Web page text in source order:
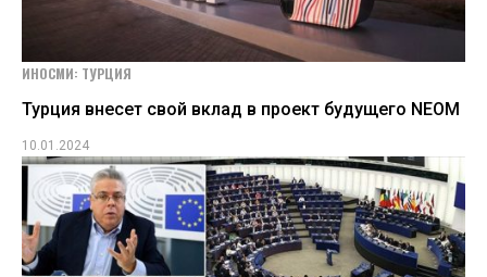
ИНОСМИ: ТУРЦИЯ
Турция внесет свой вклад в проект будущего NEOM
10.01.2024